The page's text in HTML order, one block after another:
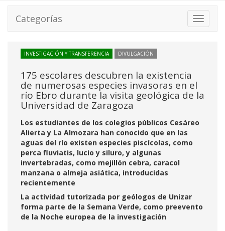
Toggle
Categorías
INVESTIGACIÓN Y TRANSFERENCIA DIVULGACIÓN
175 escolares descubren la existencia
de numerosas especies invasoras en el
río Ebro durante la visita geológica de la
Universidad de Zaragoza
Los estudiantes de los colegios públicos Cesáreo
Alierta y La Almozara han conocido que en las
aguas del río existen especies piscícolas, como
perca fluviatis, lucio y siluro, y algunas
invertebradas, como mejillón cebra, caracol
manzana o almeja asiática, introducidas
recientemente
La actividad tutorizada por geólogos de Unizar
forma parte de la Semana Verde, como preevento
de la Noche europea de la investigación